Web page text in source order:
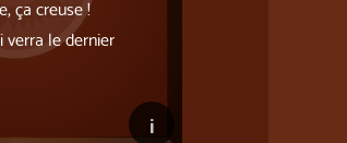
ça creuse !
verra le dernier
i